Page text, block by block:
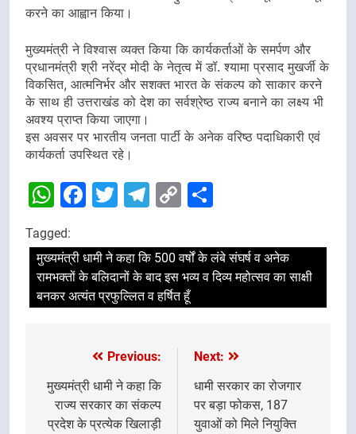
करने का आह्वान किया।
मुख्यमंत्री ने विश्वास व्यक्त किया कि कार्यकर्ताओं के समर्पण और
प्रधानमंत्री श्री नरेंद्र मोदी के नेतृत्व में डॉ. श्यामा प्रसाद मुखर्जी के
विकसित, आत्मनिर्भर और सशक्त भारत के संकल्प को साकार करने
के साथ ही उत्तराखंड को देश का सर्वश्रेष्ठ राज्य बनाने का लक्ष्य भी
अवश्य प्राप्त किया जाएगा।
इस अवसर पर भारतीय जनता पार्टी के अनेक वरिष्ठ पदाधिकारी एवं
कार्यकर्ता उपस्थित रहे।
WhatsApp
Facebook
Twitter
Telegram
Copy
Tagged:
मुख्यमंत्री धामी ने कहा कि 500 वर्षों के लंबे संघर्ष व अनेक
रामभक्तों के बलिदानों के बाद इस भव्य व दिव्य महोत्सव का साक्षी
बनकर अत्यंत प्रफुल्लित व हर्षित हूँ
navigation
Previous:
मुख्यमंत्री धामी ने कहा कि
राज्य सरकार का संकल्प
प्रदेश के प्रत्येक खिलाड़ी
Next:
धामी सरकार का रोजगार
पर बड़ा फोकस, 187
युवाओं को मिले नियुक्ति